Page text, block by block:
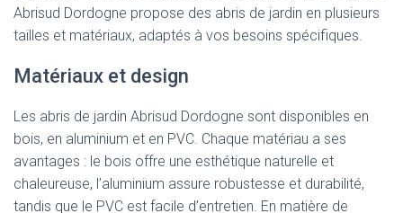
Abrisud Dordogne propose des abris de jardin en plusieurs
tailles et matériaux, adaptés à vos besoins spécifiques.
Matériaux et design
Les abris de jardin Abrisud Dordogne sont disponibles en
bois, en aluminium et en PVC. Chaque matériau a ses
avantages : le bois offre une esthétique naturelle et
chaleureuse, l’aluminium assure robustesse et durabilité,
tandis que le PVC est facile d’entretien. En matière de